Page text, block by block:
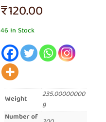
₹120.00
46 In Stock
Weight
235.00000000
g
Number of